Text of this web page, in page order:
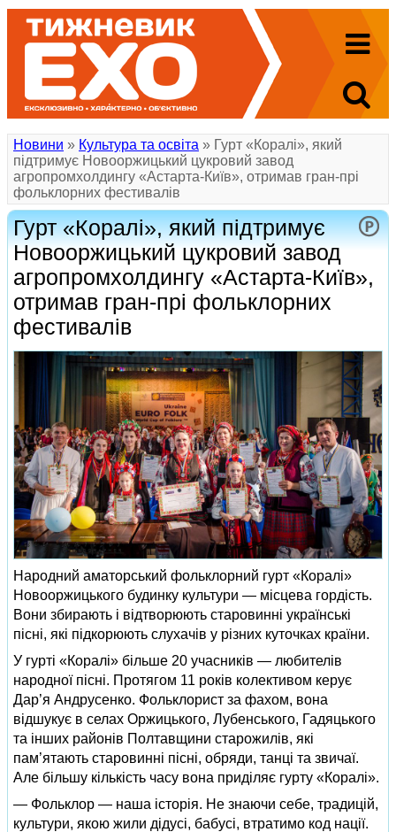
Новини » Культура та освіта » Гурт «Коралі», який
підтримує Новооржицький цукровий завод
агропромхолдингу «Астарта-Київ», отримав гран-прі
фольклорних фестивалів
Гурт «Коралі», який підтримує
Новооржицький цукровий завод
агропромхолдингу «Астарта-Київ»,
отримав гран-прі фольклорних
фестивалів
Народний аматорський фольклорний гурт «Коралі»
Новооржицького будинку культури — місцева гордість.
Вони збирають і відтворюють старовинні українські
пісні, які підкорюють слухачів у різних куточках країни.
У гурті «Коралі» більше 20 учасників — любителів
народної пісні. Протягом 11 років колективом керує
Дар’я Андрусенко. Фольклорист за фахом, вона
відшукує в селах Оржицького, Лубенського, Гадяцького
та інших районів Полтавщини старожилів, які
пам’ятають старовинні пісні, обряди, танці та звичаї.
Але більшу кількість часу вона приділяє гурту «Коралі».
— Фольклор — наша історія. Не знаючи себе, традицій,
культури, якою жили дідусі, бабусі, втратимо код нації.